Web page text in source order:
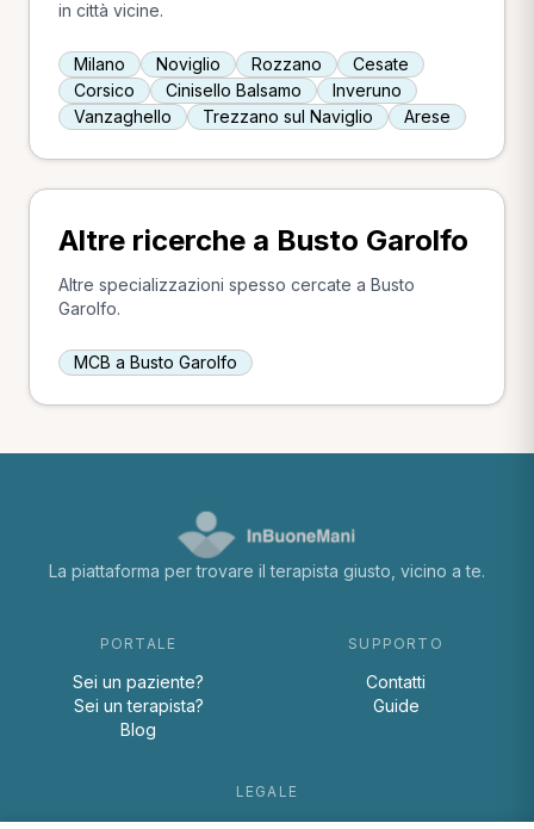
in città vicine.
Milano Noviglio Rozzano
Cesate
Corsico
Cinisello Balsamo
Inveruno
Vanzaghello
Trezzano sul Naviglio Arese
Altre ricerche a Busto Garolfo
Altre specializzazioni spesso cercate a Busto
Garolfo.
MCB a Busto Garolfo
La piattaforma per trovare il terapista giusto, vicino a te.
PORTALE
Sei un paziente?
Sei un terapista?
Blog
SUPPORTO
Contatti
Guide
LEGALE